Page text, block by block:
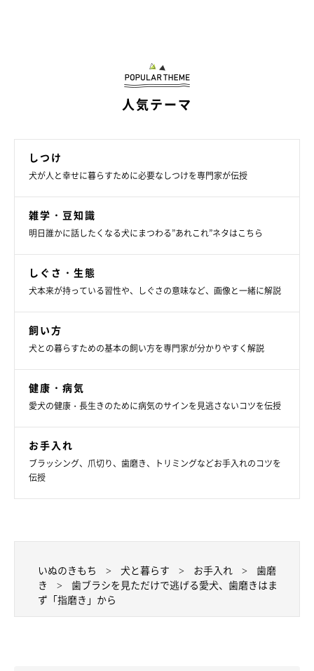
いぬのきもち投稿写真ギャラリー
このような方法で指磨きを行い、愛犬が指磨きを嫌がらなくなっ
たら、力加減に注意して再度歯ブラシで磨いてみましょう。焦ら
ず少しずつ、歯ブラシ嫌いを克服していくことが大切です。
なお、犬のデンタルケアグッズには歯ブラシのほかにも、犬用歯
磨きシートや犬用ガム、犬用マウスクリーナ―などさまざまなア
のだとか。
これらをうまく併用すれば、愛犬の歯とお口の健康維持に役立つ
はず！ ぜひ参考にてみてくださいね。
人気テーマ
しつけ
犬が人と幸せに暮らすために必要なしつけを専門家が伝授
雑学・豆知識
明日誰かに話したくなる犬にまつわる”あれこれ”ネタはこちら
しぐさ・生態
犬本来が持っている習性や、しぐさの意味など、画像と一緒に解説
飼い方
犬との暮らすための基本の飼い方を専門家が分かりやすく解説
健康・病気
愛犬の健康・長生きのために病気のサインを見逃さないコツを伝授
お手入れ
ブラッシング、爪切り、歯磨き、トリミングなどお手入れのコツを
伝授
いぬのきもち 犬と暮らす お手入れ
歯磨
き
歯ブラシを見ただけで逃げる愛犬、歯磨きはま
ず「指磨き」から